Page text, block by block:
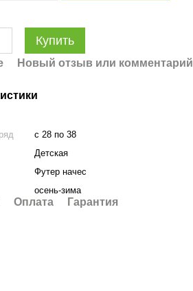
Купить
Новый отзыв или комментарий
c 28 по 38
Детская
Футер начес
осень-зима
Оплата Гарантия